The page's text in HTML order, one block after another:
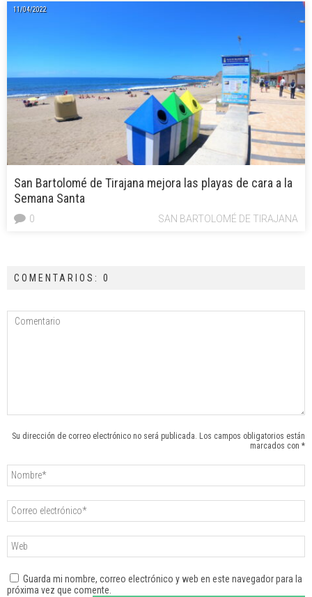
11/04/2022
San Bartolomé de Tirajana mejora las playas de cara a la
Semana Santa
SAN BARTOLOMÉ DE TIRAJANA
0
COMENTARIOS: 0
Su dirección de correo electrónico no será publicada. Los campos obligatorios están
marcados con *
Guarda mi nombre, correo electrónico y web en este navegador para la
próxima vez que comente.